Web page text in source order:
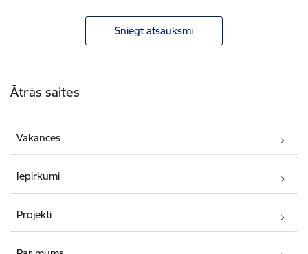
Sniegt atsauksmi
Ātrās saites
Vakances
Iepirkumi
Projekti